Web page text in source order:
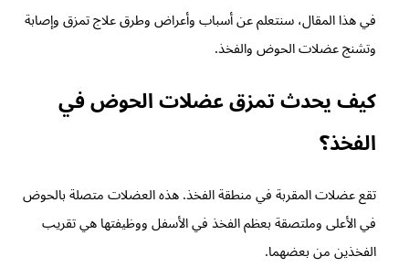
في هذا المقال، سنتعلم عن أسباب وأعراض وطرق علاج تمزق وإصابة
وتشنج عضلات الحوض والفخذ.
كيف يحدث تمزق عضلات الحوض في
الفخذ؟
تقع عضلات المقربة في منطقة الفخذ. هذه العضلات متصلة بالحوض
في الأعلى وملتصقة بعظم الفخذ في الأسفل ووظيفتها هي تقريب
الفخذين من بعضهما.